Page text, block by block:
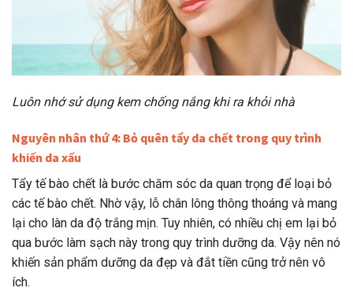
Luôn nhớ sử dụng kem chống nắng khi ra khỏi nhà
Nguyên nhân thứ 4: Bỏ quên tẩy da chết trong quy trình
khiến da xấu
Tẩy tế bào chết là bước chăm sóc da quan trọng để loại bỏ
các tế bào chết. Nhờ vậy, lỗ chân lông thông thoáng và mang
lại cho làn da độ trắng mịn. Tuy nhiên, có nhiều chị em lại bỏ
qua bước làm sạch này trong quy trình dưỡng da. Vậy nên nó
khiến sản phẩm dưỡng da đẹp và đắt tiền cũng trở nên vô
ích.